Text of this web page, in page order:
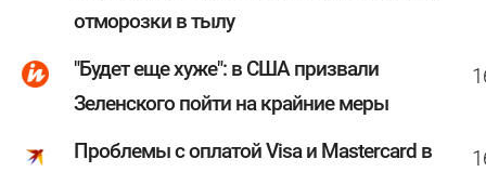
отморозки в тылу
"Будет еще хуже": в США призвали
Зеленского пойти на крайние меры
Проблемы с оплатой Visa и Mastercard в